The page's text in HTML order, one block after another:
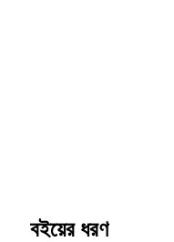
বইয়ের ধরণ